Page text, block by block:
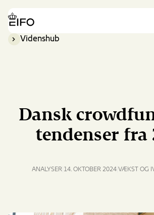
main
content
Label}}
Videnshub
Dansk
tendenser fra
ANALYSER 14. OKTOBER 2024 VÆKST OG